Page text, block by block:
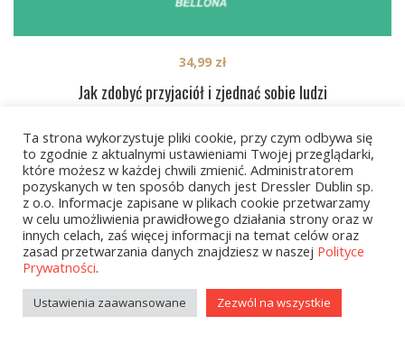
Jak zdobyć przyjaciół i zjednać sobie ludzi
34,99 zł
PREV 1 2 3 … 9 NEXT
Kategorie
Ta strona wykorzystuje pliki cookie, przy czym odbywa się
to zgodnie z aktualnymi ustawieniami Twojej przeglądarki,
które możesz w każdej chwili zmienić. Administratorem
pozyskanych w ten sposób danych jest Dressler Dublin sp.
z o.o. Informacje zapisane w plikach cookie przetwarzamy
w celu umożliwienia prawidłowego działania strony oraz w
innych celach, zaś więcej informacji na temat celów oraz
zasad przetwarzania danych znajdziesz w naszej Polityce
Prywatności.
Ustawienia zaawansowane Zezwól na wszystkie